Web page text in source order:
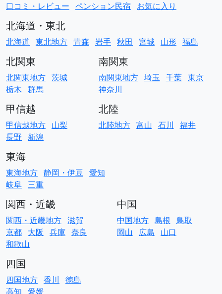
口コミ・レビュー ペンション民宿 お気に入り
北海道・東北
北海道 東北地方 青森 岩手 秋田 宮城 山形 福島
北関東
北関東地方 茨城
栃木 群馬
南関東
南関東地方 埼玉 千葉 東京
神奈川
甲信越
甲信越地方 山梨
長野
新潟
北陸
北陸地方 富山 石川 福井
東海
東海地方 静岡・伊豆 愛知
岐阜 三重
関西・近畿
関西・近畿地方 滋賀
京都 大阪 兵庫 奈良
和歌山
中国
中国地方 島根 鳥取
岡山
広島 山口
四国
四国地方 香川
徳島
高知 愛媛